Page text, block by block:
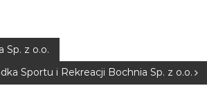
Sp. z o.o.
Sportu i Rekreacji Bochnia Sp. z o.o.